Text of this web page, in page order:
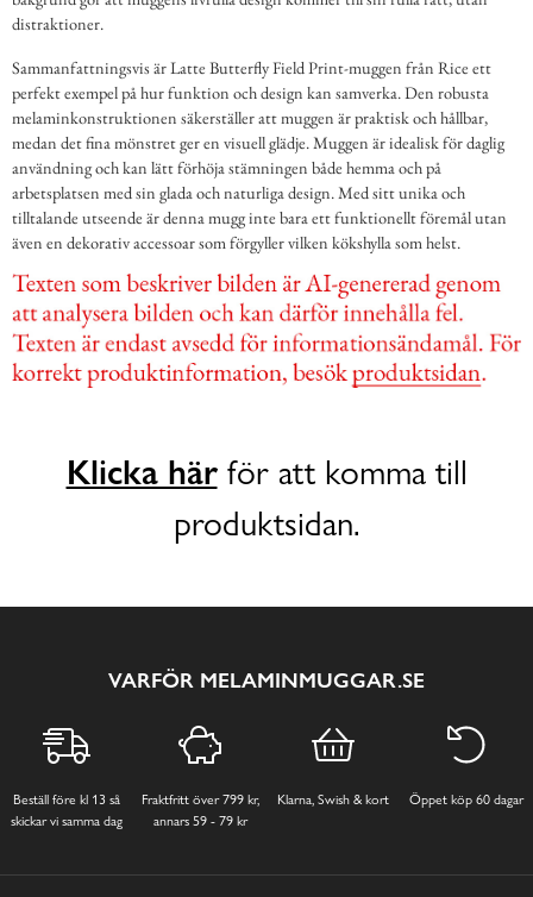
distraktioner.
Sammanfattningsvis är Latte Butterfly Field Print-muggen från Rice ett
perfekt exempel på hur funktion och design kan samverka. Den robusta
melaminkonstruktionen säkerställer att muggen är praktisk och hållbar,
medan det fina mönstret ger en visuell glädje. Muggen är idealisk för daglig
användning och kan lätt förhöja stämningen både hemma och på
arbetsplatsen med sin glada och naturliga design. Med sitt unika och
tilltalande utseende är denna mugg inte bara ett funktionellt föremål utan
även en dekorativ accessoar som förgyller vilken kökshylla som helst.
Klicka härför att komma till
produktsidan.
VARFÖR MELAMINMUGGAR.SE
Beställ före kl 13 så
skickar vi samma dag
Fraktfritt över 799 kr,
annars 59 - 79 kr
Klarna, Swish & kort Öppet köp 60 dagar